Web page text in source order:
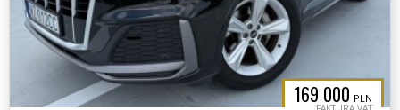
169 000 PLN